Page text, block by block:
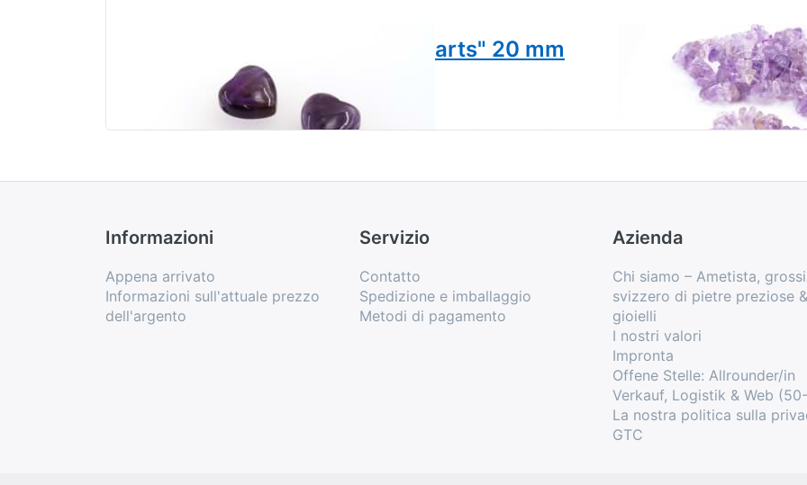
Ciondolo in ametista "Love Hearts" 20 mm
con foro da 2,5 mm
Bracciale in
Informazioni
Appena arrivato
Informazioni sull'attuale prezzo
dell'argento
Servizio
Contatto
Spedizione e imballaggio
Metodi di pagamento
Azienda
Chi siamo – Ametista,
svizzero di pietre preziose &
gioielli
I nostri valori
Impronta
Offene Stelle: Allrounder/in
Verkauf, Logistik & Web
La nostra politica sulla
GTC